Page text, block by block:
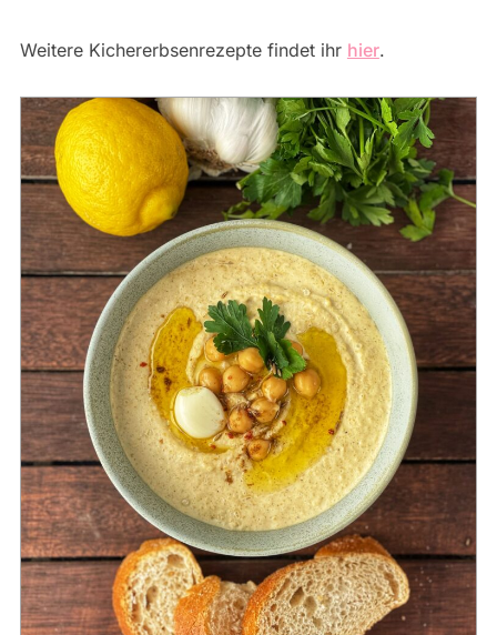
Weitere Kichererbsenrezepte findet ihr hier.